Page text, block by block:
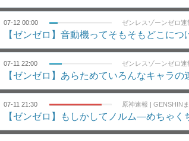
07-12 00:00 ゼンレスゾーンゼロ
【ゼンゼロ】音動機ってそもそもどこにつ
07-11 22:00 ゼンレスゾーンゼロ
【ゼンゼロ】あらためていろんなキャラ
07-11 21:30 原神速報 | GENSHIN
【ゼンゼロ】もしかしてノルム―めちゃく